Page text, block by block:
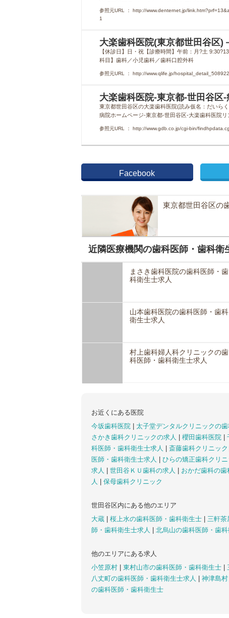
参照元URL ： http://www.denternet.jp/
1
大楽歯科医院(東京都世田谷区
【休診日】日・祝【診療時間】午前：月?土
科目】歯科／小児歯科／歯科口腔外科
参照元URL ： http://www.qlife.jp/hospital_detail_508922
大楽歯科医院-東京都-世田谷区
東京都世田谷区の大楽歯科医院(読み仮名：だいら
病院ホームページ-東京都-世田谷区-大楽歯科医院
参照元URL ： http://www.gdb.co.jp/cgi-bin/
Facebook
東京都世田谷区の
近隣医療機関の歯科医師・歯科衛
まさき歯科医院の歯科医師・歯
科衛生士求人
山本歯科医院の歯科医師・歯科
衛生士求人
村上歯科婦人科クリニックの歯
科医師・歯科衛生士求人
お近くにある医院
今坂歯科医院
太子堂デンタルクリニックの
さかき歯科クリニックの求人
櫻田歯科医院
科医師・歯科衛生士求人
斎藤歯科クリニック
医師・歯科衛生士求人
ひらの矯正歯科クリ
求人
世田谷ＫＵ歯科の求人 おかだ歯科の歯
人
保母歯科クリニック
世田谷区内にある他のエリア
大蔵
桜上水の歯科医師・歯科衛生士 三軒茶
師・歯科衛生士求人
北烏山の歯科医師・歯科
他のエリアにある求人
小笠原村
東村山市の歯科医師・歯科衛生士
八丈町の歯科医師・歯科衛生士求人
神津島村
の歯科医師・歯科衛生士